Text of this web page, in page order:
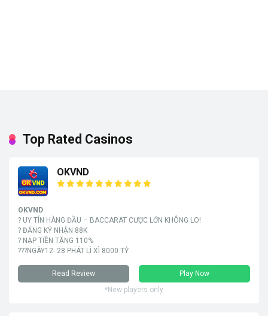
Top Rated Casinos
OKVND
OKVND
? UY TÍN HÀNG ĐẦU – BACCARAT CƯỢC LỚN KHÔNG LO!
? ĐĂNG KÝ NHẬN 88K
? NẠP TIỀN TẶNG 110%
???NGÀY12- 28 PHÁT LÌ XÌ 8000 TỶ
Read Review
Play Now
*New players only